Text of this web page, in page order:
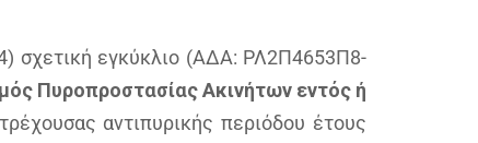
σχετική εγκύκλιο (ΑΔΑ: ΡΛ2Π4653Π8-
Πυροπροστασίας Ακινήτων εντός ή
αντιπυρικής περιόδου έτους